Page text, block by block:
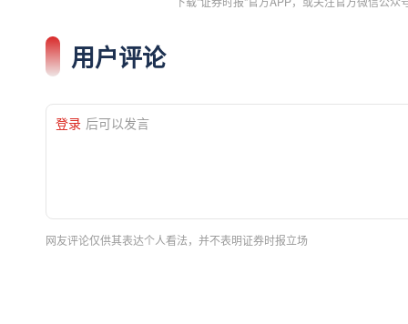
用户评论
登录 后可以发言
网友评论仅供其表达个人看法，并不表明证券时报立场